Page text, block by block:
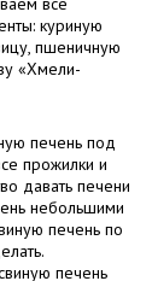
куриную
пшеничную
«Хмели-
печень под
прожилки и
давать печени
небольшими
печень по
печень